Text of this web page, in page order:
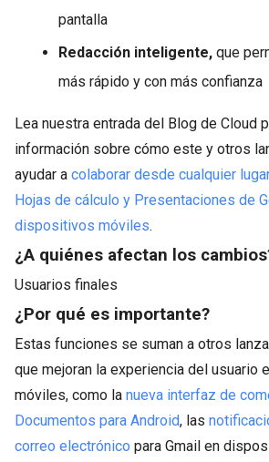
pantalla
Redacción inteligente, que
más rápido y con más confianza
Lea nuestra entrada del Blog de Cloud
información sobre cómo este y otros
ayudar a colaborar desde cualquier
Hojas de cálculo y Presentaciones de
dispositivos móviles.
¿A quiénes afectan los
Usuarios finales
¿Por qué es importante?
Estas funciones se suman a otros
que mejoran la experiencia del usuario
móviles, como la nueva interfaz de
Documentos para Android, las
correo electrónico para Gmail en